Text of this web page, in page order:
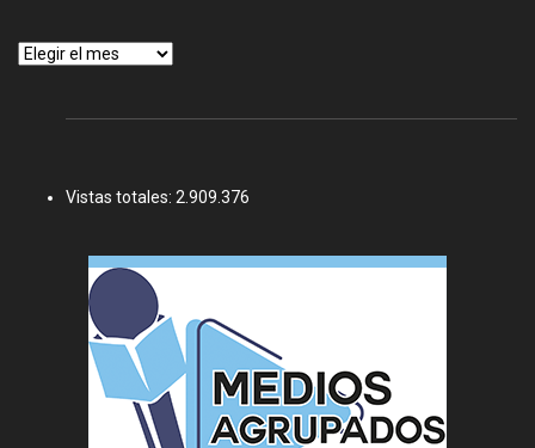
Archivos
Vistas totales: 2.909.376